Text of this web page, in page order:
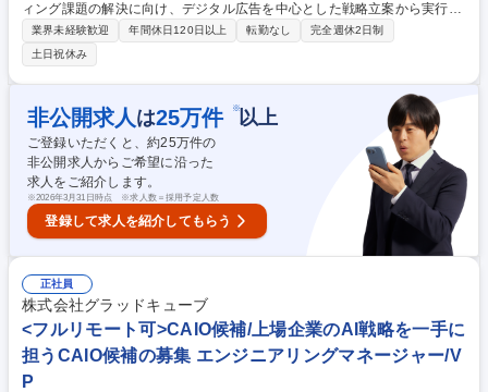
ィング課題の解決に向け、デジタル広告を中心とした戦略立案から実行デ
ィレクション、効果検証、改善提案まで一気通貫で担うフロント業務全般
(営業・コンサルティング)をお任せします。 【具体的には】クライアント
(経営層/マーケティング責任者)へヒアリングし、課題とKGI/KPIを整理。
データ分析に基づき、デジタルマーケティング戦略を策定します。運用型
広告(リスティング、SNS等)を軸に、SEO、コンテンツマーケティング、
MA導入支援など最適なソリューションを提案します。社内チームをディ
レクションし、プロジェクトを推進。GA4等で効果検証を行い、クライア
ントへ改善策を提案いただきます。 募集職種 【大阪】デジタルマーケテ
ィング・アカウントエグゼクティブ(フロント業務)
業界未経験歓迎 年間休日120日以上 転勤なし
完全週休2日制
土日祝休み
非公開求人 は25万件 ※以上
ご登録いただくと、約25万件の
非公開求人からご希望に沿った
求人をご紹介します。
※2026年3月31日時点 ※求人数＝採用予定人数
登録して求人を紹介してもらう
正社員
株式会社グラッドキューブ
<フルリモート可>CAIO候補/上場企業のAI戦略を一手に
担うCAIO候補の募集 エンジニアリングマネージャー/V
P